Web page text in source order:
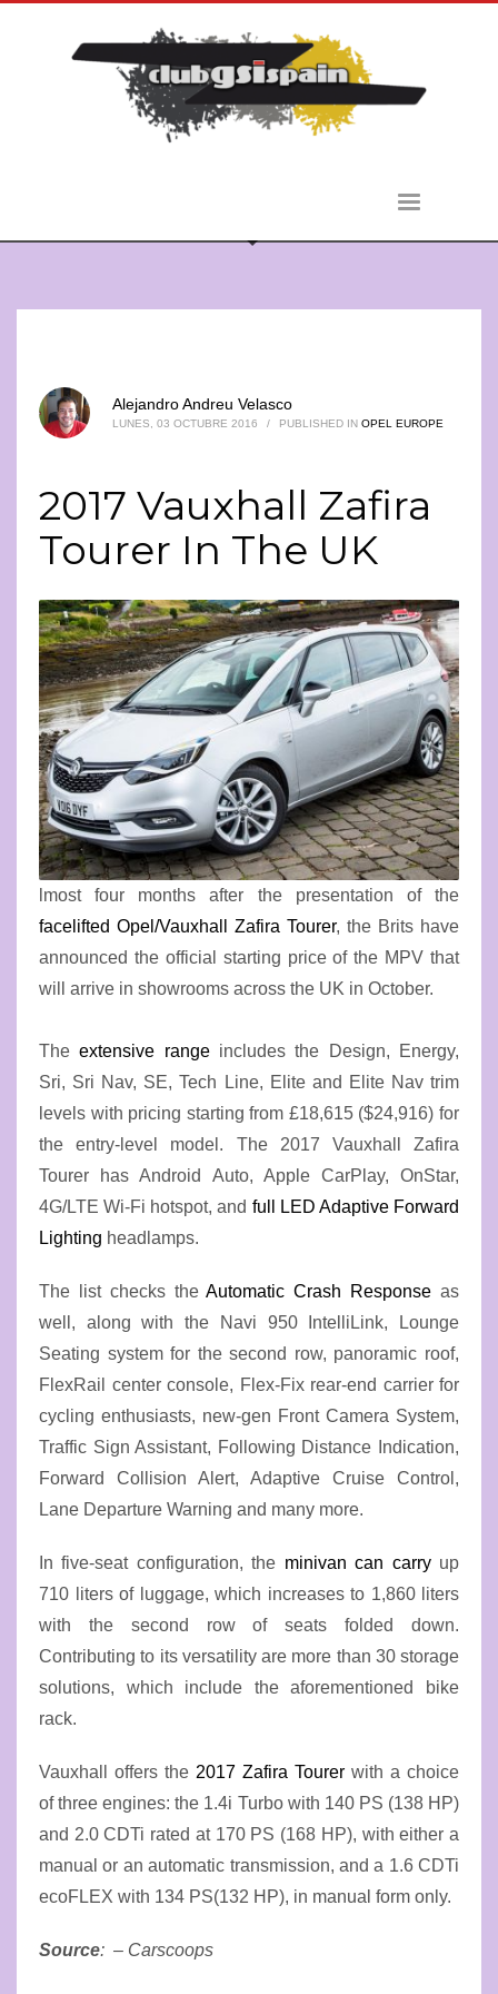
Alejandro Andreu Velasco
LUNES, 03 OCTUBRE 2016 / PUBLISHED IN OPEL EUROPE
2017 Vauxhall Zafira
Tourer In The UK
lmost four months after the presentation of the
facelifted Opel/Vauxhall Zafira Tourer, the Brits have
announced the official starting price of the MPV that
will arrive in showrooms across the UK in October.
Theextensive rangeincludes the Design, Energy,
Sri, Sri Nav, SE, Tech Line, Elite and Elite Nav trim
levels with pricing starting from £18,615 ($24,916) for
the entry-level model. The 2017 Vauxhall Zafira
Tourer has Android Auto, Apple CarPlay, OnStar,
4G/LTE Wi-Fi hotspot, and full LED Adaptive Forward
Lighting headlamps.
The list checks theAutomatic Crash Response as
well, along with the Navi 950 IntelliLink, Lounge
Seating system for the second row, panoramic roof,
FlexRail center console, Flex-Fix rear-end carrier for
cycling enthusiasts, new-gen Front Camera System,
Traffic Sign Assistant, Following Distance Indication,
Forward Collision Alert, Adaptive Cruise Control,
Lane Departure Warning and many more.
In five-seat configuration, the minivan can carryup
710 liters of luggage, which increases to 1,860 liters
with the second row of seats folded down.
Contributing to its versatility are more than 30 storage
solutions, which include the aforementioned bike
rack.
Vauxhall offers the 2017 Zafira Tourer with a choice
of three engines: the 1.4i Turbo with 140 PS (138 HP)
and 2.0 CDTi rated at 170 PS (168 HP), with either a
manual or an automatic transmission, and a 1.6 CDTi
ecoFLEX with 134 PS(132 HP), in manual form only.
Source: – Carscoops